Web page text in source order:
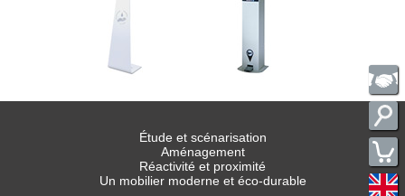
Étude et scénarisation
Aménagement
Réactivité et proximité
Un mobilier moderne et éco-durable